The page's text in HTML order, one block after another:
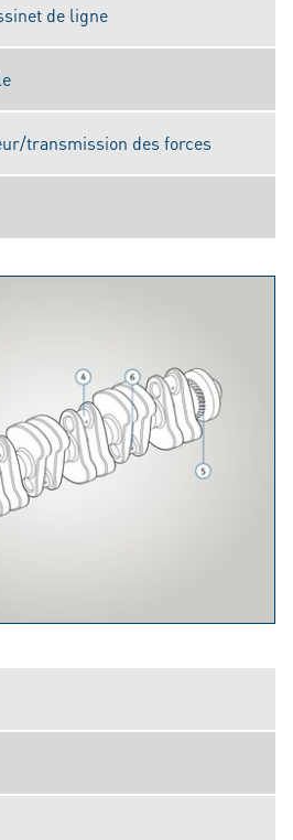
de ligne
transmission des forces